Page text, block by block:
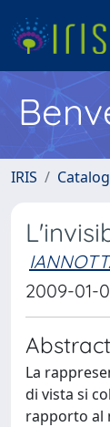
IRIS
2009-01-
Abstract
La
di vista si
rapporto al